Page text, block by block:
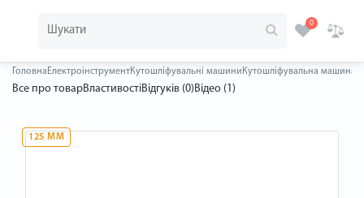
0
Головна ЕлектроінструментКутошліфувальні машини Кутошліфувальна машина
Все про товарВластивостіВідгуків (0)Відео (1)
125 ММ